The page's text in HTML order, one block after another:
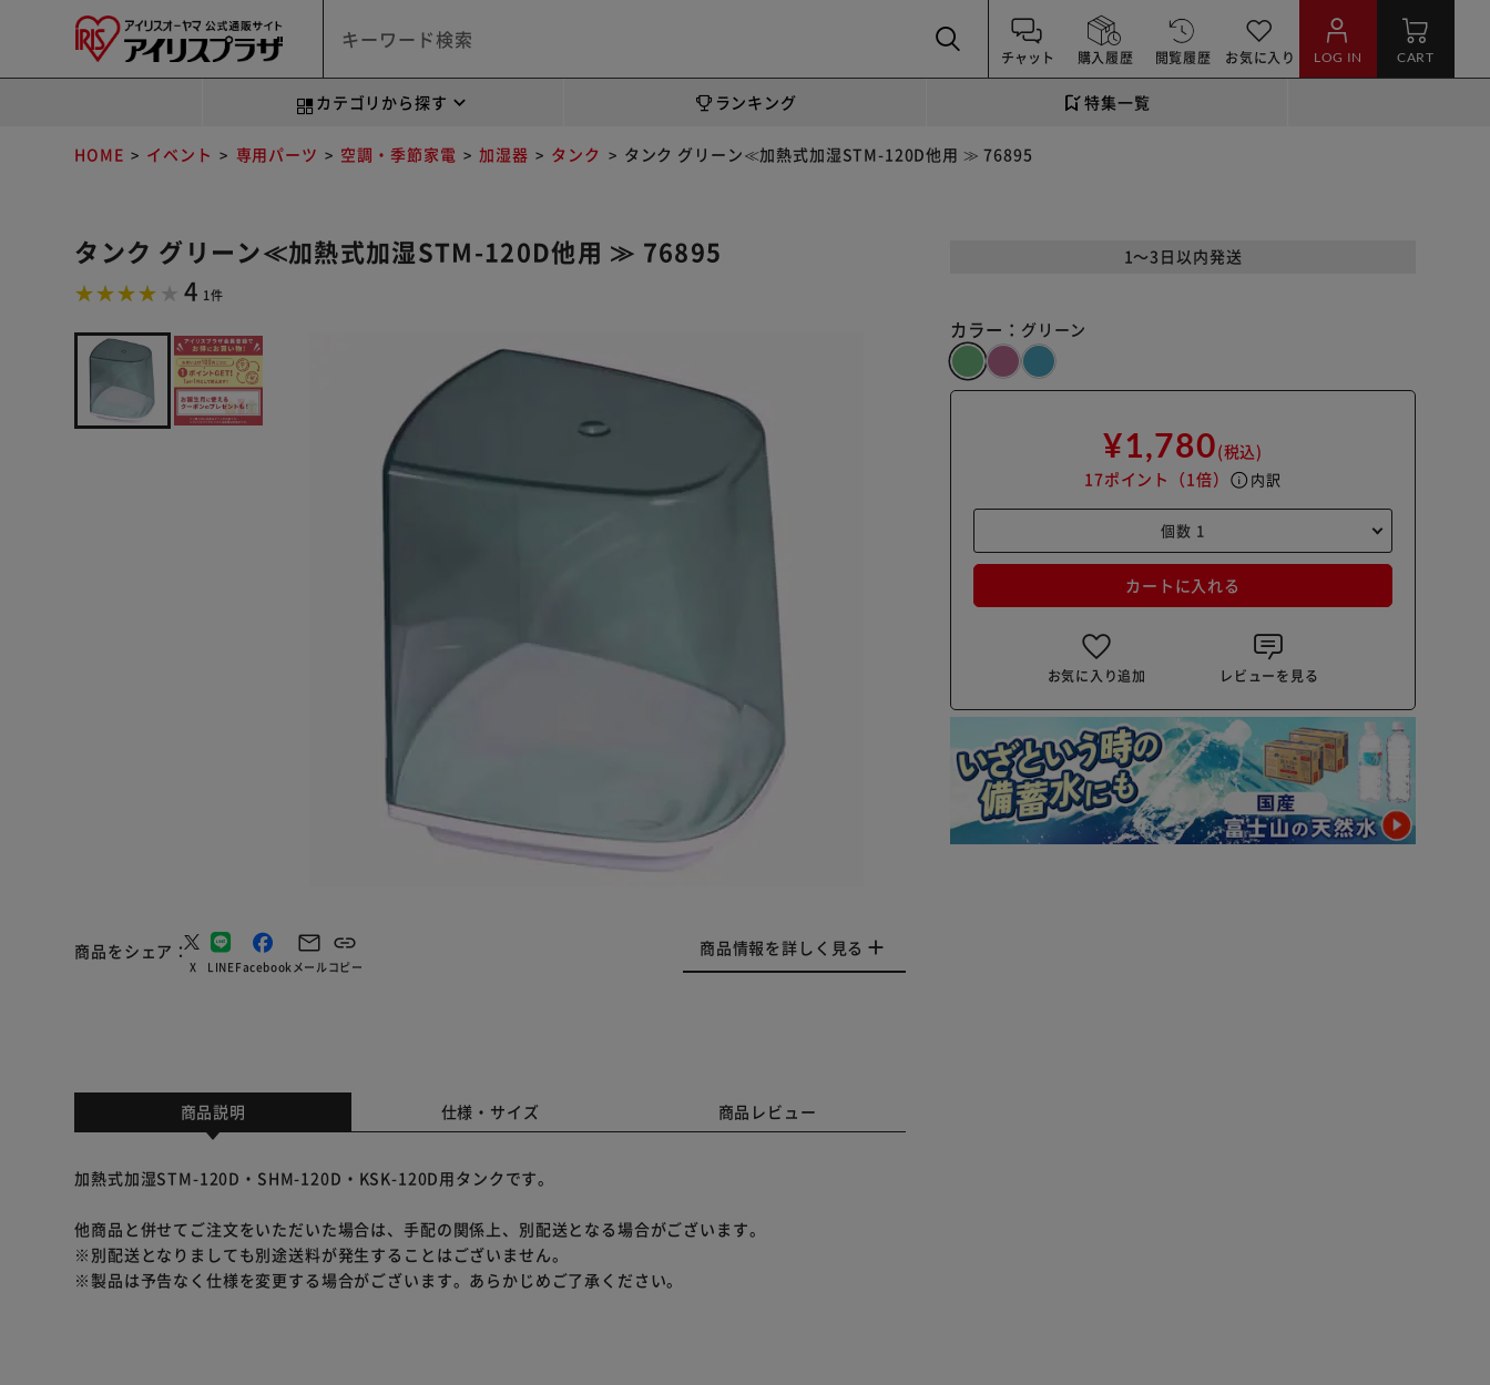
チャット 購入履歴 閲覧履歴 お気に入り LOG IN CART
カテゴリから探す ランキング 特集一覧
HOME イベント 専用パーツ 空調・季節家電 加湿器 タンク タンク グリーン≪加熱式加湿STM-120D他用 ≫ 76895
タンク グリーン≪加熱式加湿STM-120D他用 ≫ 76895
4 1件
商品をシェア
X LINEFacebook メールコピー
商品情報を詳しく見る
1～3日以内発送
カラー： グリーン
¥1,780(税込)
17ポイント （1倍） info 内訳
カートに入れる
お気に入り追加 レビューを見る
商品説明 仕様・サイズ 商品レビュー
加熱式加湿STM-120D・SHM-120D・KSK-120D用タンクです。
他商品と併せてご注文をいただいた場合は、手配の関係上、別配送となる場合がございます。
※別配送となりましても別途送料が発生することはございません。
※製品は予告なく仕様を変更する場合がございます。あらかじめご了承ください。